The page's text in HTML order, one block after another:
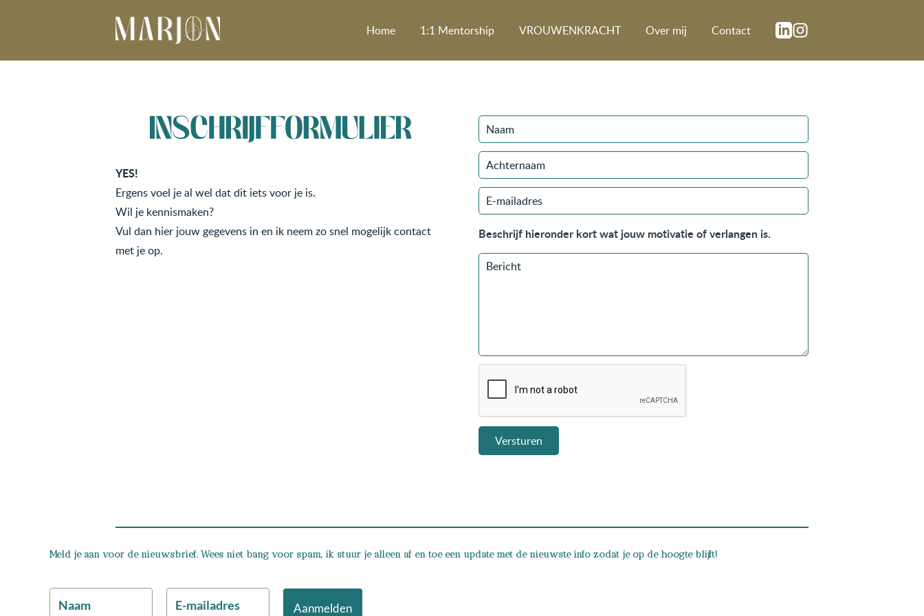
Home 1:1 Mentorship VROUWENKRACHT Over mij Contact
YES!
Ergens voel je al wel dat dit iets voor je is.
Wil je kennismaken?
Vul dan hier jouw gegevens in en ik neem zo snel mogelijk contact
met je op.
Beschrijf hieronder kort wat jouw motivatie of verlangen is.
Versturen
Meld je aan voor de nieuwsbrief. Wees niet bang voor spam, ik stuur je alleen af en toe een update met de nieuwste info zodat je op de hoogte blijft!
Aanmelden